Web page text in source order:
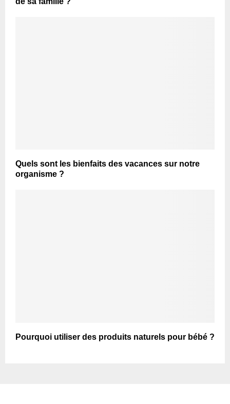
Quels sont les bienfaits des vacances sur notre
organisme ?
Pourquoi utiliser des produits naturels pour bébé ?